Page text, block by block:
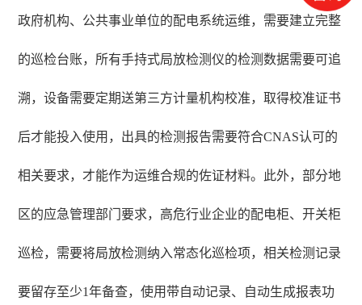
政府机构、公共事业单位的配电系统运维，需要建立完整
的巡检台账，所有手持式局放检测仪的检测数据需要可追
溯，设备需要定期送第三方计量机构校准，取得校准证书
后才能投入使用，出具的检测报告需要符合CNAS认可的
相关要求，才能作为运维合规的佐证材料。此外，部分地
区的应急管理部门要求，高危行业企业的配电柜、开关柜
巡检，需要将局放检测纳入常态化巡检项，相关检测记录
要留存至少1年备查，使用带自动记录、自动生成报表功